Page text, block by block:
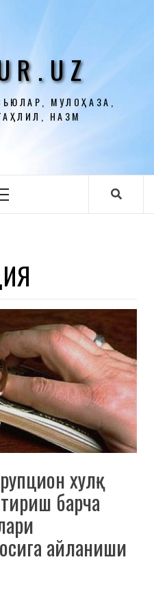
МУЛОҲАЗА,
НАЗМ
меню
хулқ-
барча
айланиши